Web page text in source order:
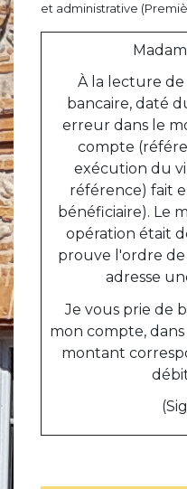
et administrative
À la lecture
bancaire, daté
erreur dans le
compte
exécution du
référence) fait
bénéficiaire). Le
opération était
prouve l'ordre
adresse
Je vous prie de
mon compte,
montant